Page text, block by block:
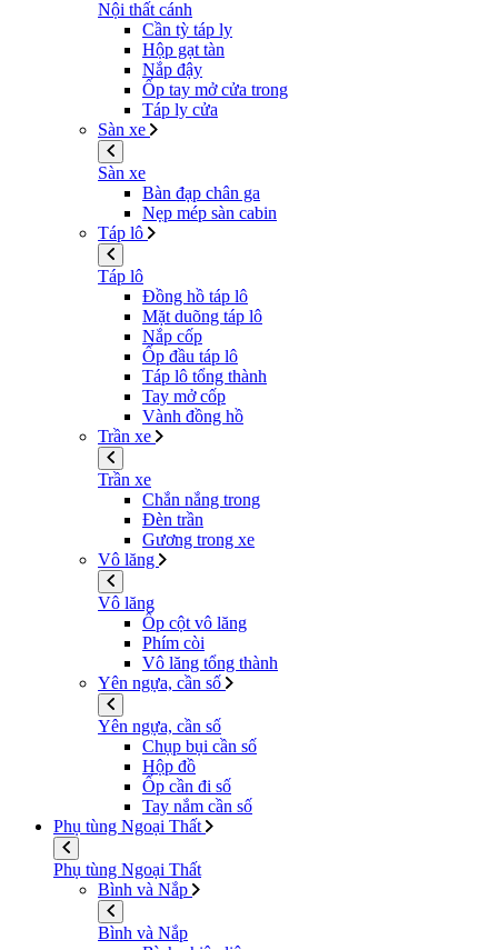
Nội thất cánh
Cần tỳ táp ly
Hộp gạt tàn
Nắp đậy
Ốp tay mở cửa trong
Táp ly cửa
Sàn xe
Sàn xe
Bàn đạp chân ga
Nẹp mép sàn cabin
Táp lô
Táp lô
Đồng hồ táp lô
Mặt duõng táp lô
Nắp cốp
Ốp đầu táp lô
Táp lô tổng thành
Tay mở cốp
Vành đồng hồ
Trần xe
Trần xe
Chắn nắng trong
Đèn trần
Gương trong xe
Vô lăng
Vô lăng
Ốp cột vô lăng
Phím còi
Vô lăng tổng thành
Yên ngựa, cần số
Yên ngựa, cần số
Chụp bụi cần số
Hộp đồ
Ốp cần đi số
Tay nắm cần số
Phụ tùng Ngoại Thất
Phụ tùng Ngoại Thất
Bình và Nắp
Bình và Nắp